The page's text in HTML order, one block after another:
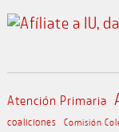
Atención Primaria
coaliciones Comisión